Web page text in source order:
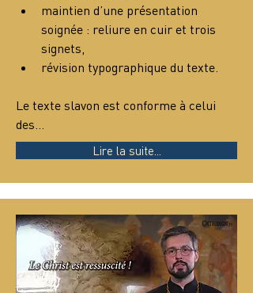
maintien d’une présentation
soignée : reliure en cuir et trois
signets,
révision typographique du texte.
Le texte slavon est conforme à celui
des…
Lire la suite...